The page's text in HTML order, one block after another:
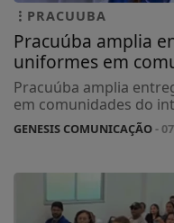
PRACUUBA
Pracuúba amplia
uniformes em
Pracuúba amplia
em comunidades do
GENESIS COMUNICAÇÃO-